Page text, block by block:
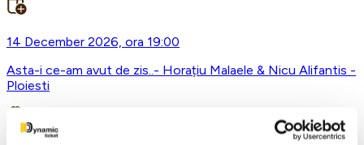
14 December 2026, ora 19:00
Asta-i ce-am avut de zis..- Horațiu Malaele & Nicu Alifantis -
Ploiesti